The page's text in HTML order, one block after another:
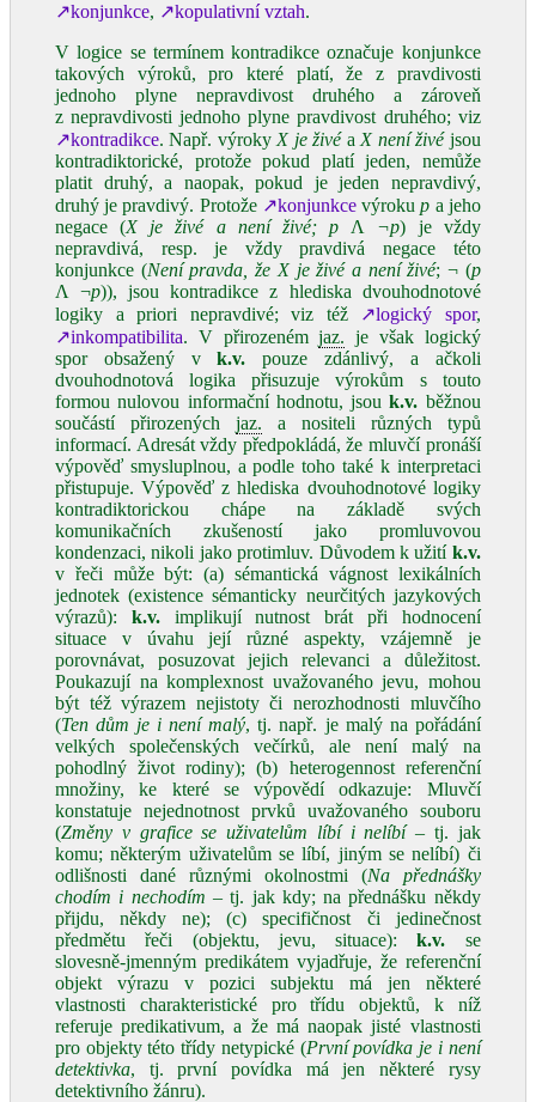
↗konjunkce, ↗kopulativní vztah.
V logice se termínem kontradikce označuje konjunkce
takových výroků, pro které platí, že z pravdivosti
jednoho plyne nepravdivost druhého a zároveň
z nepravdivosti jednoho plyne pravdivost druhého; viz
↗kontradikce. Např. výroky X je živéa X není živéjsou
kontradiktorické, protože pokud platí jeden, nemůže
platit druhý, a naopak, pokud je jeden nepravdivý,
druhý je pravdivý. Protože ↗konjunkcevýrokup a jeho
negace (X je živé a není živé; p Ʌ ¬p) je vždy
nepravdivá, resp. je vždy pravdivá negace této
konjunkce (Není pravda, že X je živé a není živé; ¬ (p
Ʌ ¬p)), jsou kontradikce z hlediska dvouhodnotové
logiky a priori nepravdivé; viz též
↗logický spor,
↗inkompatibilita. V přirozenémjaz. je však logický
spor obsažený vk.v. pouze zdánlivý, a ačkoli
dvouhodnotová logika přisuzuje výrokům s touto
formou nulovou informační hodnotu, jsouk.v. běžnou
součástí přirozených jaz. a nositeli různých typů
informací. Adresát vždy předpokládá, že mluvčí pronáší
výpověď smysluplnou, a podle toho také k interpretaci
přistupuje. Výpověď z hlediska dvouhodnotové logiky
kontradiktorickou chápe na základě svých
komunikačních zkušeností jako promluvovou
kondenzaci, nikoli jako protimluv. Důvodem k užití k.v.
v řeči může být: (a) sémantická vágnost lexikálních
jednotek (existence sémanticky neurčitých jazykových
výrazů): k.v.implikují nutnost brát při hodnocení
situace v úvahu její různé aspekty, vzájemně je
porovnávat, posuzovat jejich relevanci a důležitost.
Poukazují na komplexnost uvažovaného jevu, mohou
být též výrazem nejistoty či nerozhodnosti mluvčího
(Ten dům je i není malý, tj. např. je malý na pořádání
velkých společenských večírků, ale není malý na
pohodlný život rodiny); (b) heterogennost referenční
množiny, ke které se výpovědí odkazuje: Mluvčí
konstatuje nejednotnost prvků uvažovaného souboru
(Změny v grafice se uživatelům líbí i nelíbí– tj. jak
komu; některým uživatelům se líbí, jiným se nelíbí) či
odlišnosti dané různými okolnostmi (Na
přednášky
chodím i nechodím – tj. jak kdy; na přednášku někdy
přijdu, někdy ne); (c) specifičnost či jedinečnost
předmětu řeči (objektu, jevu, situace):k.v. se
slovesně‑jmenným predikátem vyjadřuje, že referenční
objekt výrazu v pozici subjektu má jen některé
vlastnosti charakteristické pro třídu objektů, k níž
referuje predikativum, a že má naopak jisté vlastnosti
pro objekty této třídy netypické (První povídka je i není
detektivka, tj. první povídka má jen některé rysy
detektivního žánru).